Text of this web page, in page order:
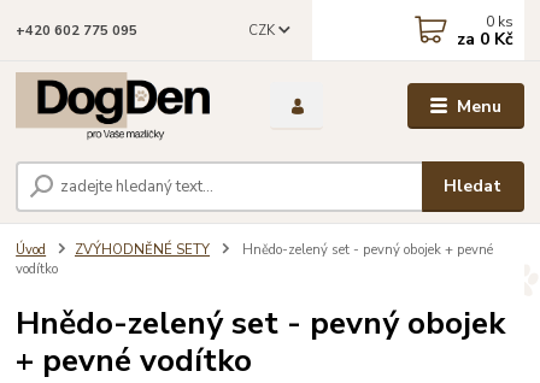
Menu
CZK
Hledat
+420 602 775 095 0 ks
za 0 Kč
Úvod ZVÝHODNĚNÉ SETY
Hnědo-zelený set - pevný obojek + pevné
vodítko
Hnědo-zelený set - pevný obojek
+ pevné vodítko